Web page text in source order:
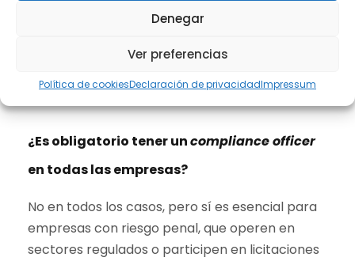
Denegar
Ver preferencias
Política de cookiesDeclaración de privacidadImpressum
Preguntas frecuentes sobre el
compliance officer
¿Es obligatorio tener uncompliance officer
en todas las empresas?
No en todos los casos, pero sí es esencial para
empresas con riesgo penal, que operen en
sectores regulados o participen en licitaciones